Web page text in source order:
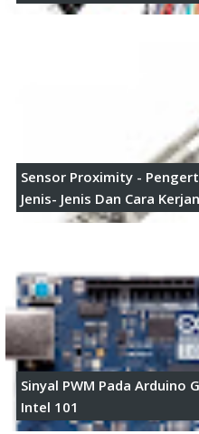
Sensor Proximity -
Jenis- Jenis Dan Cara
Sinyal PWM Pada Arduino
Intel 101